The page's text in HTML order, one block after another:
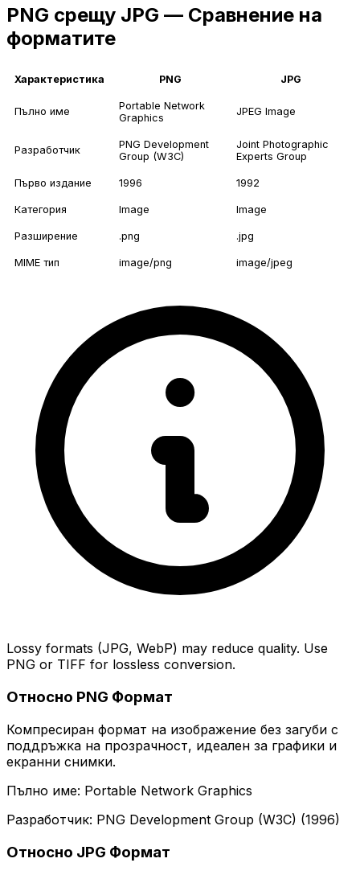
PNG срещу JPG — Сравнение на
форматите
Характеристика PNG JPG
Пълно име
Portable Network
Graphics
JPEG Image
Разработчик
PNG Development
Group (W3C)
Joint Photographic
Experts Group
Първо издание 1996 1992
Категория Image Image
Разширение .png .jpg
MIME тип image/png image/jpeg
Lossy formats (JPG, WebP) may reduce quality. Use
PNG or TIFF for lossless conversion.
Относно PNG Формат
Компресиран формат на изображение без загуби с
поддръжка на прозрачност, идеален за графики и
екранни снимки.
Пълно име: Portable Network Graphics
Разработчик: PNG Development Group (W3C) (1996)
Относно JPG Формат